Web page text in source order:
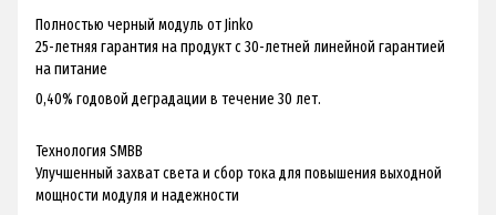
Полностью черный модуль от Jinko
25-летняя гарантия на продукт с 30-летней линейной гарантией
на питание
0,40% годовой деградации в течение 30 лет.
Технология SMBB
Улучшенный захват света и сбор тока для повышения выходной
мощности модуля и надежности